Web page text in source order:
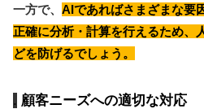
一方で、 AIであればさまざまな要
正確に分析・計算を行えるため、
どを防げるでしょう。
顧客ニーズへの適切な対応